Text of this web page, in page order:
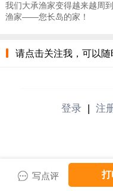
我们大承渔家变得越来越周
渔家——您长岛的家！
请点击关注我，可以随
登录 | 注
写点评 打